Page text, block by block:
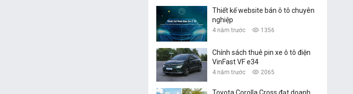
Thiết kế website bán ô tô chuyên
nghiệp
4 năm trước 1356
Chính sách thuê pin xe ô tô điện
VinFast VF e34
4 năm trước 2065